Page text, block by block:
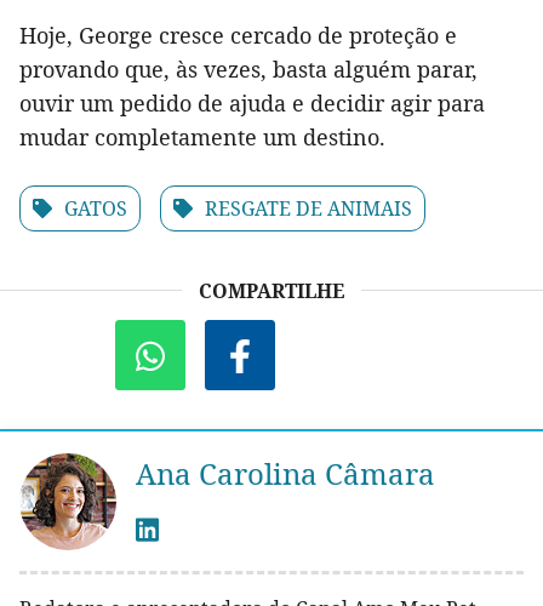
Hoje, George cresce cercado de proteção e
provando que, às vezes, basta alguém parar,
ouvir um pedido de ajuda e decidir agir para
mudar completamente um destino.
GATOS RESGATE DE ANIMAIS
COMPARTILHE
Ana Carolina Câmara